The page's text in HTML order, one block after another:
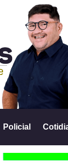
Policial